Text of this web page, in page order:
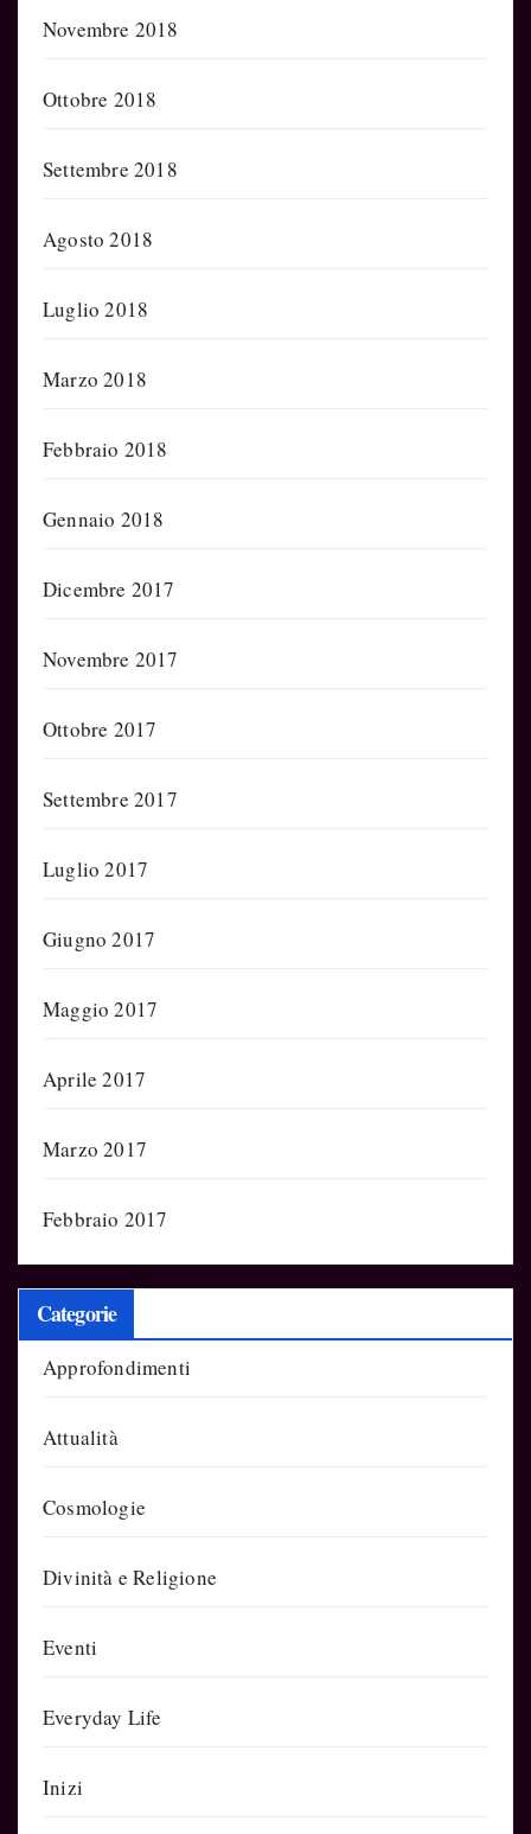
Novembre 2018
Ottobre 2018
Settembre 2018
Agosto 2018
Luglio 2018
Marzo 2018
Febbraio 2018
Gennaio 2018
Dicembre 2017
Novembre 2017
Ottobre 2017
Settembre 2017
Luglio 2017
Giugno 2017
Maggio 2017
Aprile 2017
Marzo 2017
Febbraio 2017
Categorie
Approfondimenti
Attualità
Cosmologie
Divinità e Religione
Eventi
Everyday Life
Inizi